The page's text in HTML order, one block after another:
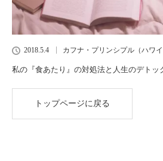
2018.5.4 カフナ・プリンシプル（ハワ
私の『食あたり』の対処法と人生のデトッ
トップページに戻る